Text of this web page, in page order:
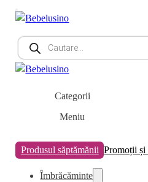
Products
search
Categorii
Meniu
Produsul săptămănii Promoții
Îmbrăcăminte